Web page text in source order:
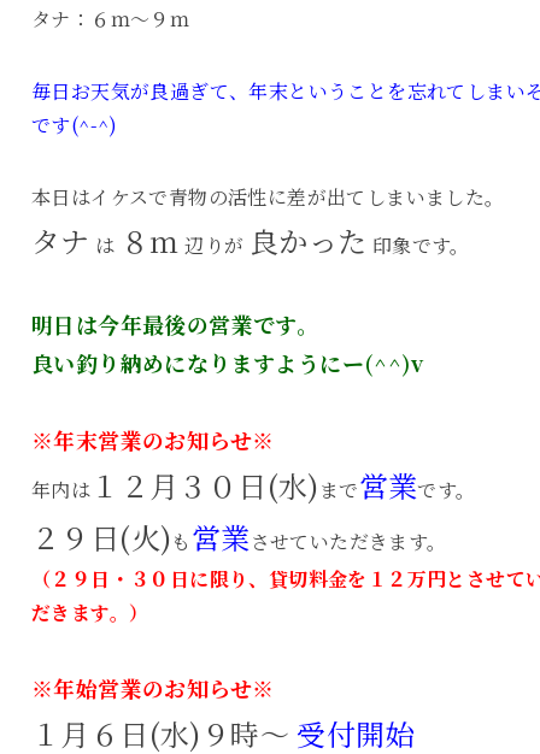
タナ：６ｍ～９ｍ
毎日お天気が良過ぎて、年末ということを忘れてしまい
です(^-^)
本日はイケスで青物の活性に差が出てしまいました。
タナ は ８ｍ 辺りが 良かった 印象です。
明日は今年最後の営業です。
良い釣り納めになりますようにー(^^)v
※年末営業のお知らせ※
年内は １２月３０日(水)まで営業です。
２９日(火)も 営業させていただきます。
（２９日・３０日に限り、貸切料金を１２万円とさせて
だきます。）
※年始営業のお知らせ※
１月６日(水)９時～ 受付開始